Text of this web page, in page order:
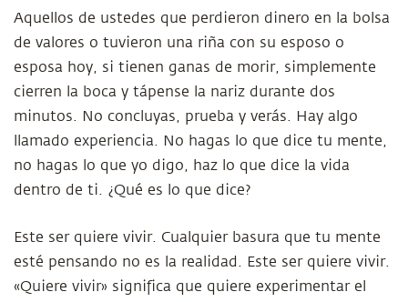
Aquellos de ustedes que perdieron dinero en la bolsa
de valores o tuvieron una riña con su esposo o
esposa hoy, si tienen ganas de morir, simplemente
cierren la boca y tápense la nariz durante dos
minutos. No concluyas, prueba y verás. Hay algo
llamado experiencia. No hagas lo que dice tu mente,
no hagas lo que yo digo, haz lo que dice la vida
dentro de ti. ¿Qué es lo que dice?
Este ser quiere vivir. Cualquier basura que tu mente
esté pensando no es la realidad. Este ser quiere vivir.
«Quiere vivir» significa que quiere experimentar el